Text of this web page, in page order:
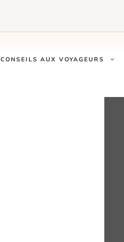
CONSEILS AUX VOYAGEURS